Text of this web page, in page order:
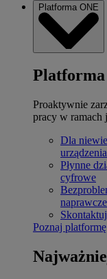
Platforma ONE
Platforma
Proaktywnie
pracy w ramach
Dla
Płynne
cyfrowe
Poznaj platformę